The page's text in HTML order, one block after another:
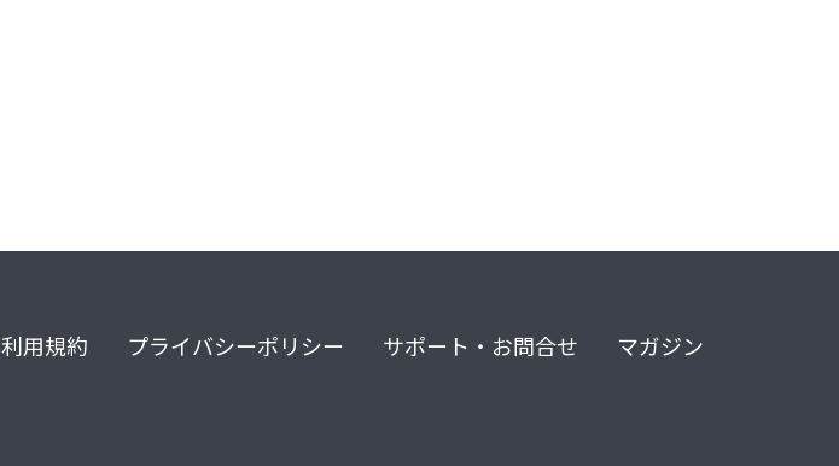
利用規約 プライバシーポリシー サポート・お問合せ マガジン